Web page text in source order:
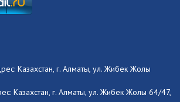
Казахстан, г. Алматы, ул. Жибек Жолы
Казахстан, г. Алматы, ул. Жибек Жолы 64/47,